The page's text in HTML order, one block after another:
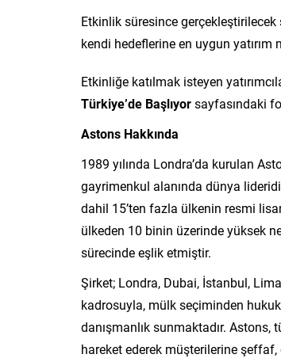
Etkinlik süresince gerçekleştirilecek
kendi hedeflerine en uygun
Etkinliğe katılmak isteyen
Türkiye’de Başlıyorsayfasındaki
Astons Hakkında
1989 yılında Londra’da kurulan
gayrimenkul alanında dünya
dahil 15’ten fazla ülkenin resmi
ülkeden 10 binin üzerinde yüksek
sürecinde eşlik etmiştir.
Şirket; Londra, Dubai, İstanbul,
kadrosuyla, mülk seçiminden
danışmanlık sunmaktadır.
hareket ederek müşterilerine